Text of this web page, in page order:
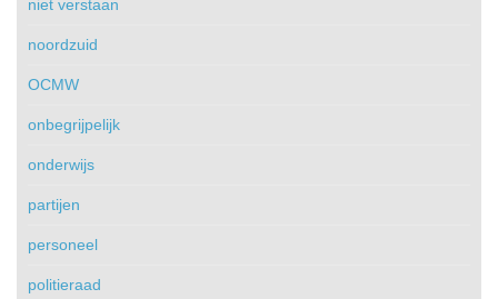
niet verstaan
noordzuid
OCMW
onbegrijpelijk
onderwijs
partijen
personeel
politieraad